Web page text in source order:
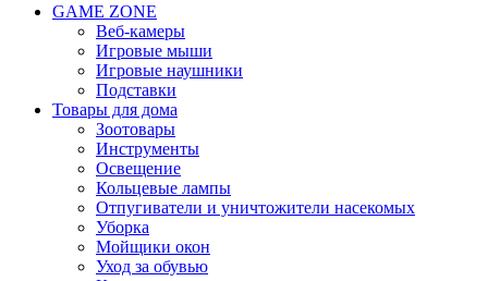
GAME ZONE
Веб-камеры
Игровые мыши
Игровые наушники
Подставки
Товары для дома
Зоотовары
Инструменты
Освещение
Кольцевые лампы
Отпугиватели и уничтожители насекомых
Уборка
Мойщики окон
Уход за обувью